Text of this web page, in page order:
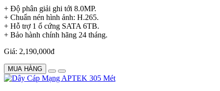
+ Độ phân giải ghi tới 8.0MP.
+ Chuẩn nén hình ảnh: H.265.
+ Hỗ trợ 1 ổ cứng SATA 6TB.
+ Bảo hành chính hãng 24 tháng.
Giá: 2,190,000đ
MUA HÀNG